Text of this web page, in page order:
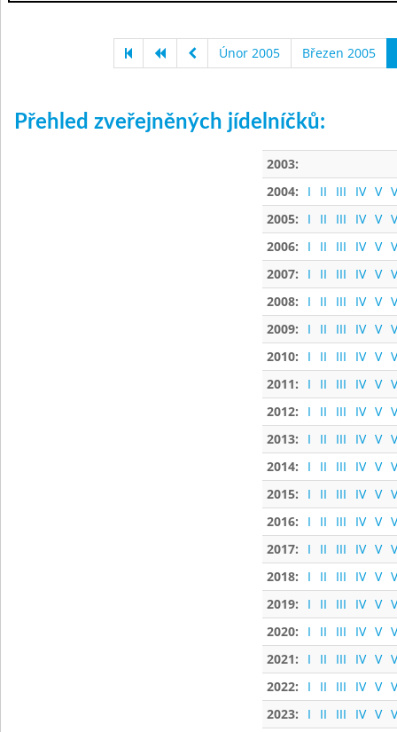
Únor 2005 Březen 2005
Přehled zveřejněných jídelníčků:
2003:
2004:
I II III IV V
2005:
I II III IV V
2006:
I II III IV V
2007:
I II III IV V
2008:
I II III IV V
2009:
I II III IV V
2010:
I II III IV V
2011:
I II III IV V
2012:
I II III IV V
2013:
I II III IV V
2014:
I II III IV V
2015:
I II III IV V
2016:
I II III IV V
2017:
I II III IV V
2018:
I II III IV V
2019:
I II III IV V
2020:
I II III IV V
2021:
I II III IV V
2022:
I II III IV V
2023:
I II III IV V